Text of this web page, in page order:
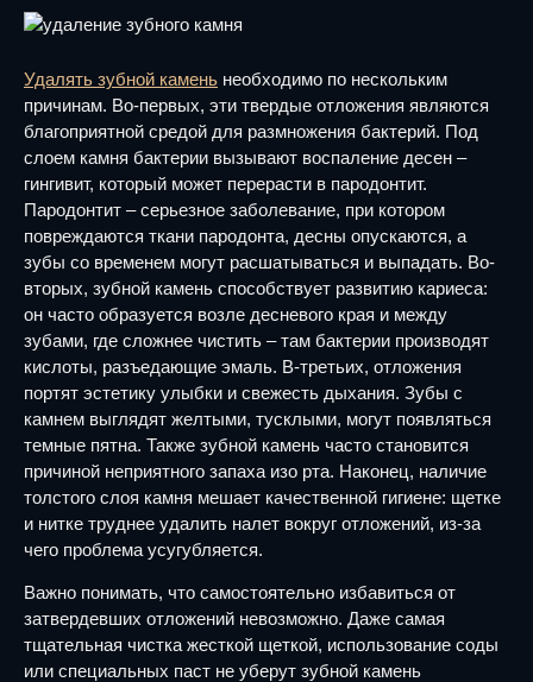
Удалять зубной камень необходимо по нескольким
причинам. Во-первых, эти твердые отложения являются
благоприятной средой для размножения бактерий. Под
слоем камня бактерии вызывают воспаление десен –
гингивит, который может перерасти в пародонтит.
Пародонтит – серьезное заболевание, при котором
повреждаются ткани пародонта, десны опускаются, а
зубы со временем могут расшатываться и выпадать. Во-
вторых, зубной камень способствует развитию кариеса:
он часто образуется возле десневого края и между
зубами, где сложнее чистить – там бактерии производят
кислоты, разъедающие эмаль. В-третьих, отложения
портят эстетику улыбки и свежесть дыхания. Зубы с
камнем выглядят желтыми, тусклыми, могут появляться
темные пятна. Также зубной камень часто становится
причиной неприятного запаха изо рта. Наконец, наличие
толстого слоя камня мешает качественной гигиене: щетке
и нитке труднее удалить налет вокруг отложений, из-за
чего проблема усугубляется.
Важно понимать, что самостоятельно избавиться от
затвердевших отложений невозможно. Даже самая
тщательная чистка жесткой щеткой, использование соды
или специальных паст не уберут зубной камень